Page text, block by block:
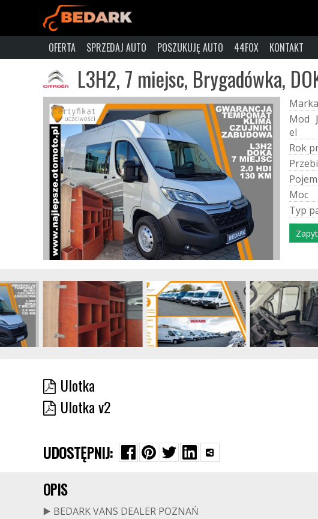
OFERTA SPRZEDAJ AUTO POSZUKUJĘ AUTO 44FOX KONTAKT
L3H2, 7 miejsc, Brygadówka,
Marka
Mod
el
Rok p
Przebi
Pojem
Moc
Typ p
Ulotka
Ulotka v2
UDOSTĘPNIJ:
OPIS
▶️ BEDARK VANS DEALER POZNAŃ